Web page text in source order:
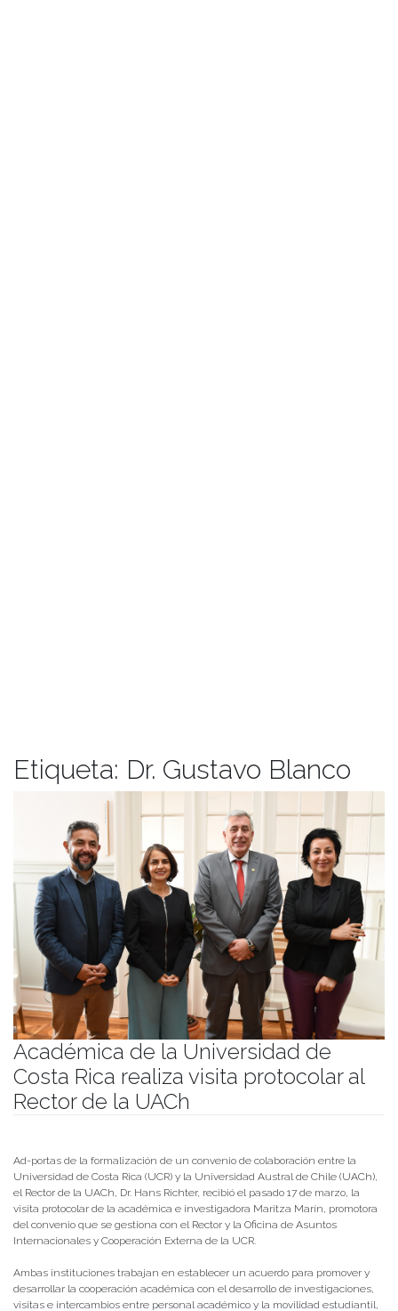
Etiqueta: Dr. Gustavo Blanco
Académica de la Universidad de
Costa Rica realiza visita protocolar al
Rector de la UACh
Ad-portas de la formalización de un convenio de colaboración entre la
Universidad de Costa Rica (UCR) y la Universidad Austral de Chile (UACh),
el Rector de la UACh, Dr. Hans Richter, recibió el pasado 17 de marzo, la
visita protocolar de la académica e investigadora Maritza Marín, promotora
del convenio que se gestiona con el Rector y la Oficina de Asuntos
Internacionales y Cooperación Externa de la UCR.
Ambas instituciones trabajan en establecer un acuerdo para promover y
desarrollar la cooperación académica con el desarrollo de investigaciones,
visitas e intercambios entre personal académico y la movilidad estudiantil,